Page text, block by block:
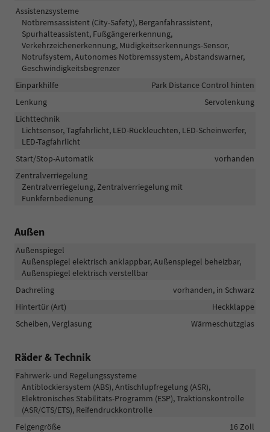
Assistenzsysteme
Notbremsassistent (City-Safety), Berganfahrassistent,
Spurhalteassistent, Fußgängererkennung,
Verkehrzeichenerkennung, Müdigkeitserkennungs-Sensor,
Notrufsystem, Autonomes Notbremssystem, Abstandswarner,
Geschwindigkeitsbegrenzer
Einparkhilfe
Park Distance Control hinten
Lenkung
Servolenkung
Lichttechnik
Lichtsensor, Tagfahrlicht, LED-Rückleuchten, LED-Scheinwerfer,
LED-Tagfahrlicht
Start/Stop-Automatik
vorhanden
Zentralverriegelung
Zentralverriegelung, Zentralverriegelung mit
Funkfernbedienung
Außen
Außenspiegel
Außenspiegel elektrisch anklappbar, Außenspiegel beheizbar,
Außenspiegel elektrisch verstellbar
Dachreling
vorhanden, in Schwarz
Hintertür (Art)
Heckklappe
Scheiben, Verglasung
Wärmeschutzglas
Räder & Technik
Fahrwerk- und Regelungssysteme
Antiblockiersystem (ABS), Antischlupfregelung (ASR),
Elektronisches Stabilitäts-Programm (ESP), Traktionskontrolle
(ASR/CTS/ETS), Reifendruckkontrolle
Felgengröße
16 Zoll